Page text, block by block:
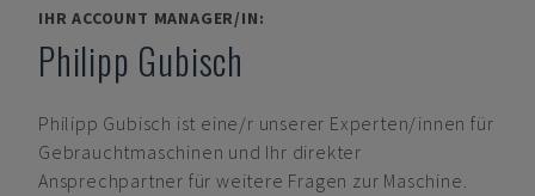
IHR ACCOUNT MANAGER/IN:
Philipp Gubisch
Philipp Gubisch ist eine/r unserer Experten/innen für
Gebrauchtmaschinen und Ihr direkter
Ansprechpartner für weitere Fragen zur Maschine.